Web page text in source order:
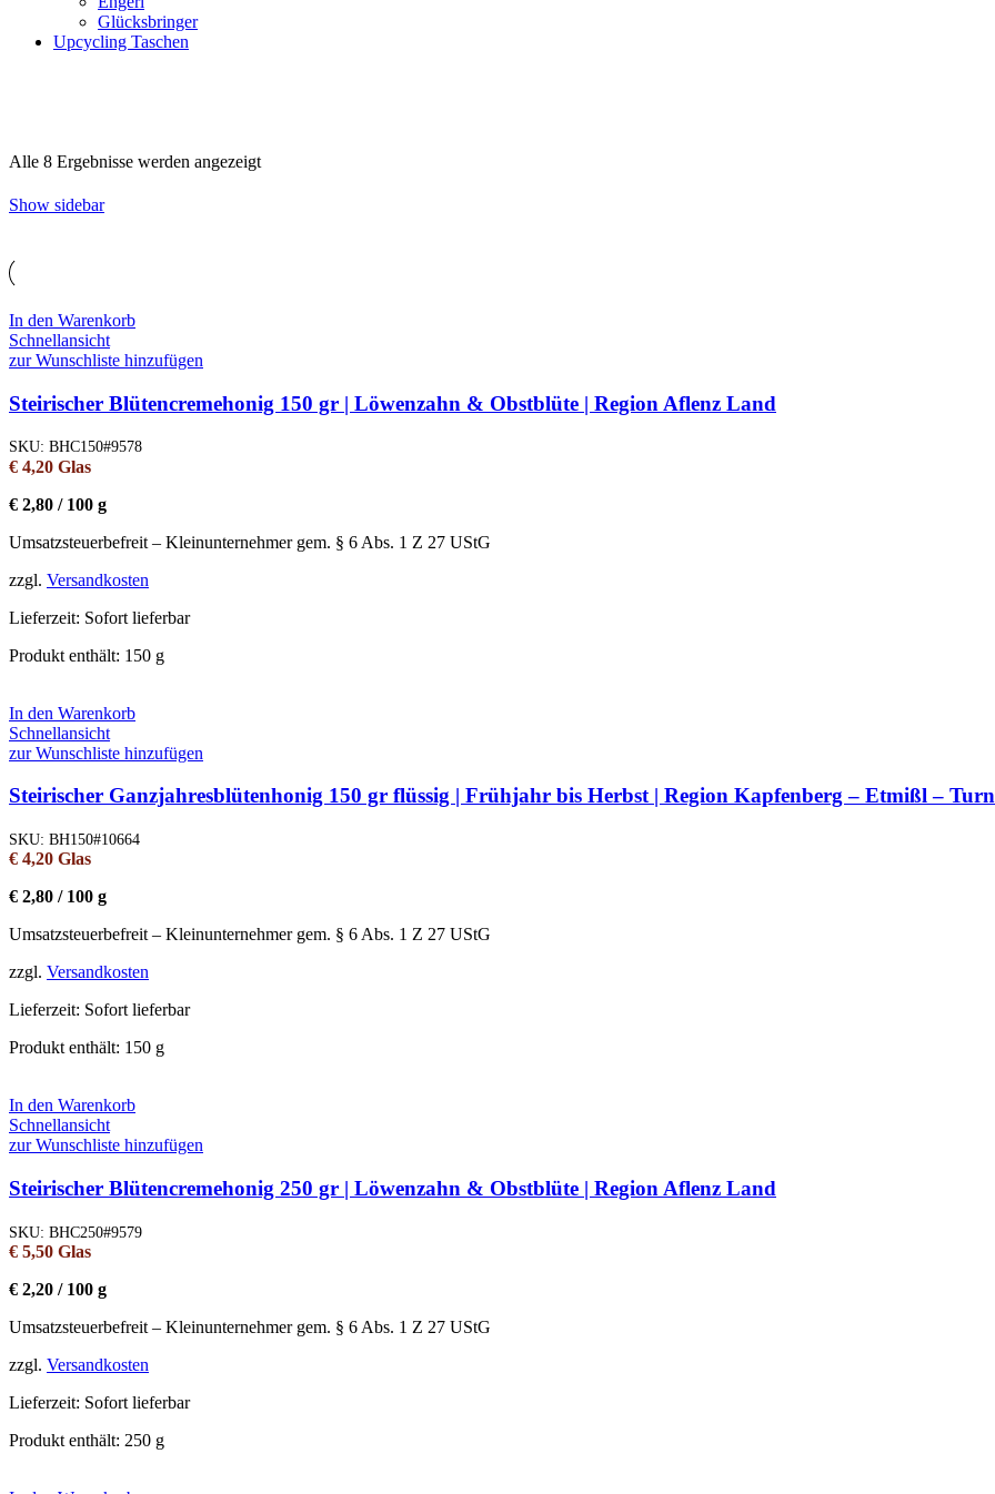
Glücksbringer
Upcycling Taschen
Alle 8 Ergebnisse werden angezeigtNach
Show sidebar
In den Warenkorb
Schnellansicht
zur Wunschliste hinzufügen
Steirischer Blütencremehonig 150 gr | Löwenzahn & Obstblüte | Region Aflenz Land
SKU: BHC150#9578
€ 4,20 Glas
€ 2,80 / 100 g
Umsatzsteuerbefreit – Kleinunternehmer gem. § 6 Abs. 1 Z 27 UStG
zzgl. Versandkosten
Lieferzeit: Sofort lieferbar
Produkt enthält: 150 g
In den Warenkorb
Schnellansicht
zur Wunschliste hinzufügen
Steirischer Ganzjahresblütenhonig 150 gr flüssig | Frühjahr bis Herbst | Region Kapfenberg – Etmißl –
SKU: BH150#10664
€ 4,20 Glas
€ 2,80 / 100 g
Umsatzsteuerbefreit – Kleinunternehmer gem. § 6 Abs. 1 Z 27 UStG
zzgl. Versandkosten
Lieferzeit: Sofort lieferbar
Produkt enthält: 150 g
In den Warenkorb
Schnellansicht
zur Wunschliste hinzufügen
Steirischer Blütencremehonig 250 gr | Löwenzahn & Obstblüte | Region Aflenz Land
SKU: BHC250#9579
€ 5,50 Glas
€ 2,20 / 100 g
Umsatzsteuerbefreit – Kleinunternehmer gem. § 6 Abs. 1 Z 27 UStG
zzgl. Versandkosten
Lieferzeit: Sofort lieferbar
Produkt enthält: 250 g